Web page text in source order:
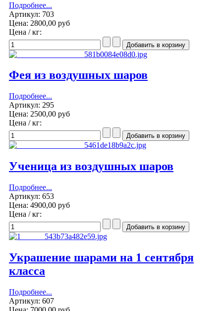
Подробнее...
Артикул: 703
Цена: 2800,00 руб
Цена / кг:
Фея из воздушных шаров
Подробнее...
Артикул: 295
Цена: 2500,00 руб
Цена / кг:
Ученица из воздушных шаров
Подробнее...
Артикул: 653
Цена: 4900,00 руб
Цена / кг:
Украшение шарами на 1 сентября
класса
Подробнее...
Артикул: 607